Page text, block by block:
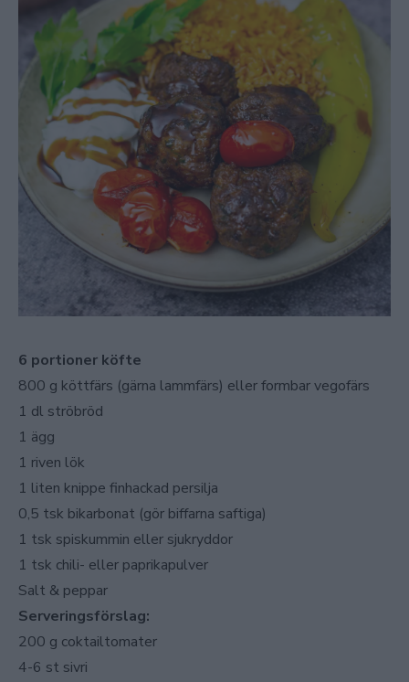
6 portioner köfte
800 g köttfärs (gärna lammfärs) eller formbar vegofärs
1 dl ströbröd
1 ägg
1 riven lök
1 liten knippe finhackad persilja
0,5 tsk bikarbonat (gör biffarna saftiga)
1 tsk spiskummin eller sjukryddor
1 tsk chili- eller paprikapulver
Salt & peppar
Serveringsförslag:
200 g coktailtomater
4-6 st sivri